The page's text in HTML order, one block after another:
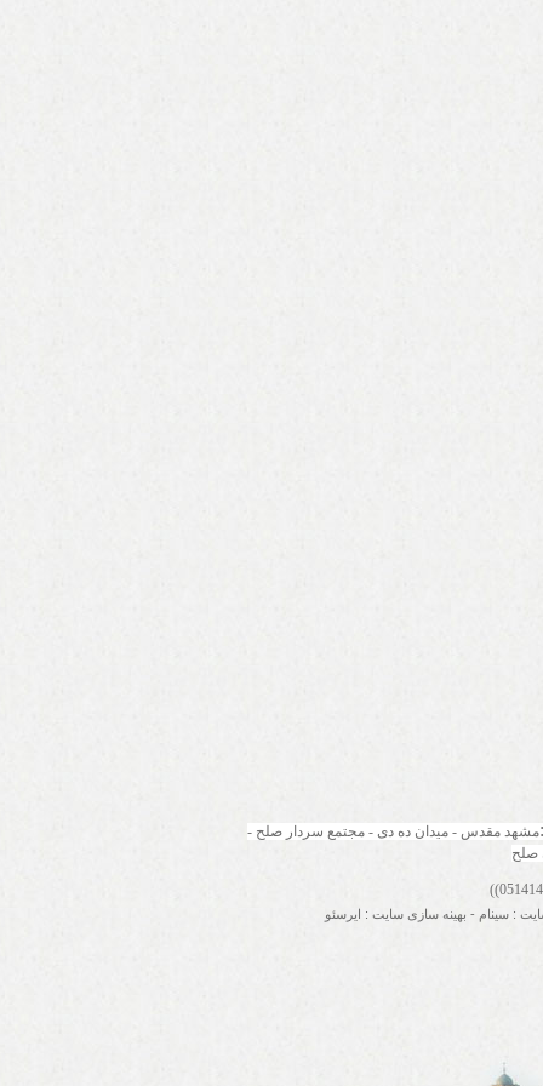
صلح
: سینام - بهینه سازی سایت : ایرسئو